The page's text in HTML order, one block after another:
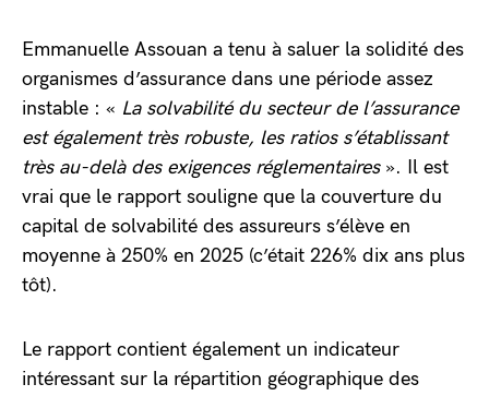
Emmanuelle Assouan a tenu à saluer la solidité des
organismes d’assurance dans une période assez
instable : « La solvabilité du secteur de l’assurance
est également très robuste, les ratios s’établissant
très au-delà des exigences réglementaires». Il est
vrai que le rapport souligne que la couverture du
capital de solvabilité des assureurs s’élève en
moyenne à 250% en 2025 (c’était 226% dix ans plus
tôt).
Le rapport contient également un indicateur
intéressant sur la répartition géographique des